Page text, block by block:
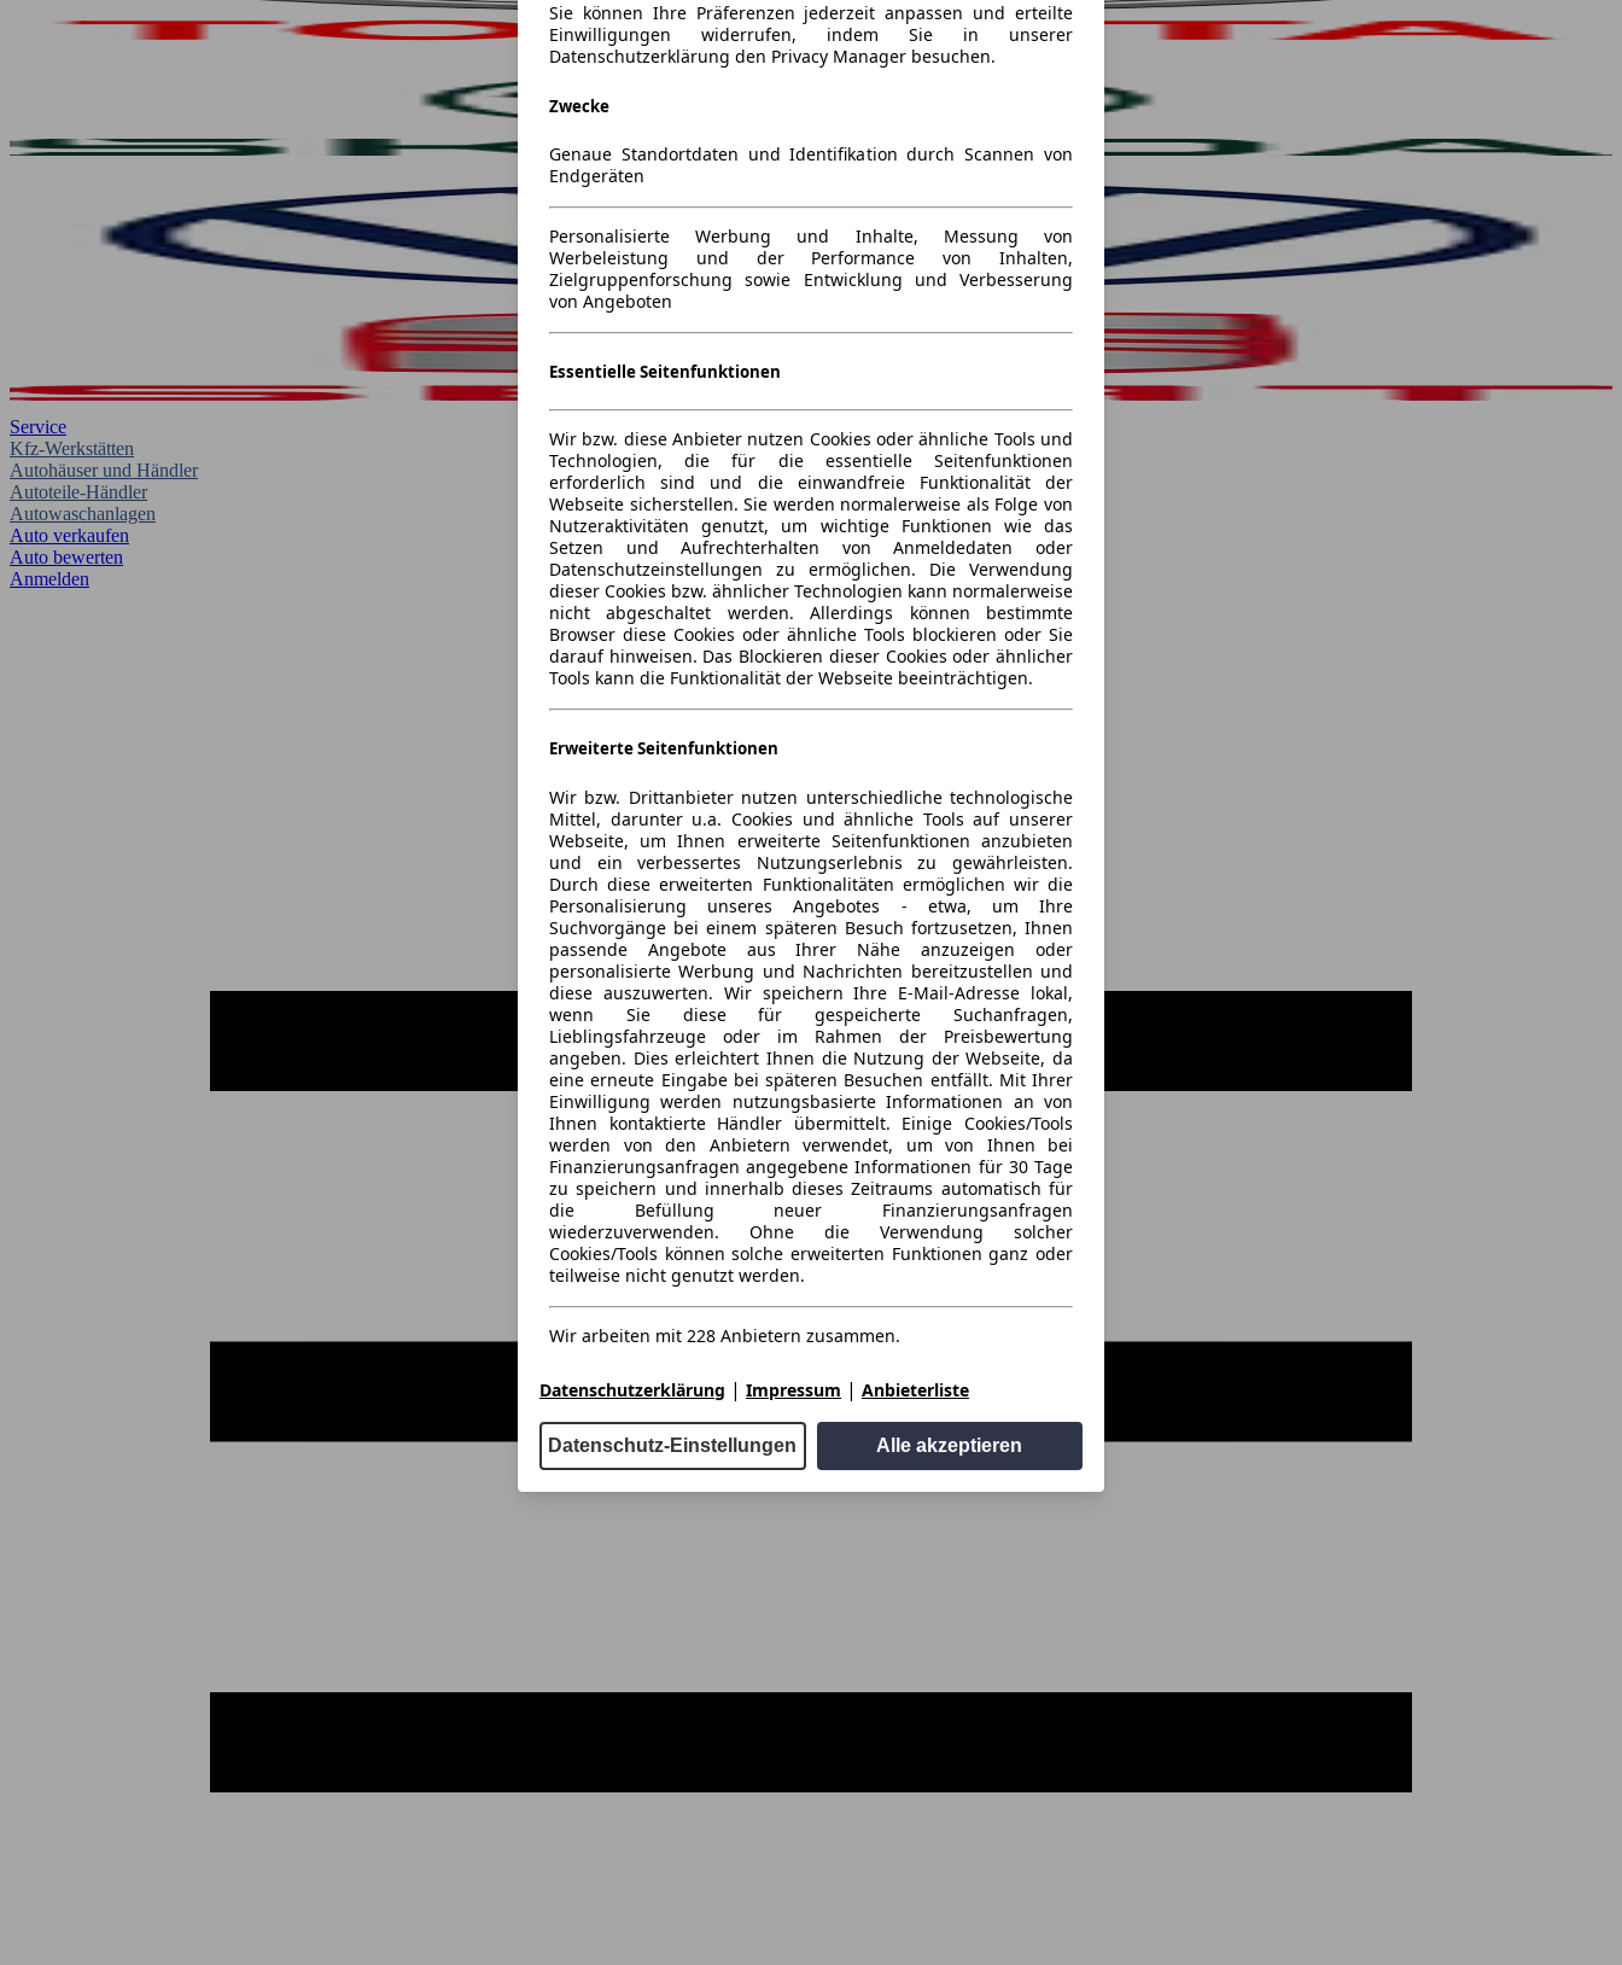
Service
Kfz-Werkstätten
Autohäuser und Händler
Autoteile-Händler
Autowaschanlagen
Auto verkaufen
Auto bewerten
Anmelden
Sie können Ihre Präferenzen jederzeit anpassen und erteilte
Einwilligungen widerrufen, indem Sie in unserer
Datenschutzerklärung den Privacy Manager besuchen.
Zwecke
Genaue Standortdaten und Identifikation durch Scannen von
Endgeräten
Personalisierte Werbung und Inhalte, Messung von
Werbeleistung und der Performance von Inhalten,
Zielgruppenforschung sowie Entwicklung und Verbesserung
von Angeboten
Essentielle Seitenfunktionen
Wir bzw. diese Anbieter nutzen Cookies oder ähnliche Tools und
Technologien, die für die essentielle Seitenfunktionen
erforderlich sind und die einwandfreie Funktionalität der
Webseite sicherstellen. Sie werden normalerweise als Folge von
Nutzeraktivitäten genutzt, um wichtige Funktionen wie das
Setzen und Aufrechterhalten von Anmeldedaten oder
Datenschutzeinstellungen zu ermöglichen. Die Verwendung
dieser Cookies bzw. ähnlicher Technologien kann normalerweise
nicht abgeschaltet werden. Allerdings können bestimmte
Browser diese Cookies oder ähnliche Tools blockieren oder Sie
darauf hinweisen. Das Blockieren dieser Cookies oder ähnlicher
Tools kann die Funktionalität der Webseite beeinträchtigen.
Erweiterte Seitenfunktionen
Wir bzw. Drittanbieter nutzen unterschiedliche technologische
Mittel, darunter u.a. Cookies und ähnliche Tools auf unserer
Webseite, um Ihnen erweiterte Seitenfunktionen anzubieten
und ein verbessertes Nutzungserlebnis zu gewährleisten.
Durch diese erweiterten Funktionalitäten ermöglichen wir die
Personalisierung unseres Angebotes - etwa, um Ihre
Suchvorgänge bei einem späteren Besuch fortzusetzen, Ihnen
passende Angebote aus Ihrer Nähe anzuzeigen oder
personalisierte Werbung und Nachrichten bereitzustellen und
diese auszuwerten. Wir speichern Ihre E-Mail-Adresse lokal,
wenn Sie diese für gespeicherte Suchanfragen,
Lieblingsfahrzeuge oder im Rahmen der Preisbewertung
angeben. Dies erleichtert Ihnen die Nutzung der Webseite, da
eine erneute Eingabe bei späteren Besuchen entfällt. Mit Ihrer
Einwilligung werden nutzungsbasierte Informationen an von
Ihnen kontaktierte Händler übermittelt. Einige Cookies/Tools
werden von den Anbietern verwendet, um von Ihnen bei
Finanzierungsanfragen angegebene Informationen für 30 Tage
zu speichern und innerhalb dieses Zeitraums automatisch für
die Befüllung neuer Finanzierungsanfragen
wiederzuverwenden. Ohne die Verwendung solcher
Cookies/Tools können solche erweiterten Funktionen ganz oder
teilweise nicht genutzt werden.
Wir arbeiten mit 228 Anbietern zusammen.
Datenschutzerklärung | Impressum | Anbieterliste
Datenschutz-Einstellungen Alle akzeptieren